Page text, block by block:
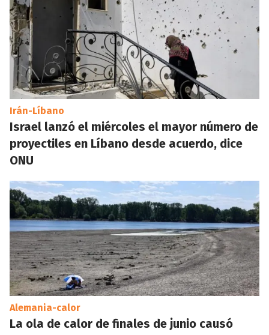
Irán-Líbano
Israel lanzó el miércoles el mayor número de
proyectiles en Líbano desde acuerdo, dice
ONU
Alemania-calor
La ola de calor de finales de junio causó